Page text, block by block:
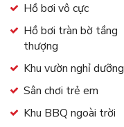
Hồ bơi vô cực
Hồ bơi tràn bờ tầng
thượng
Khu vườn nghỉ dưỡng
Sân chơi trẻ em
Khu BBQ ngoài trời